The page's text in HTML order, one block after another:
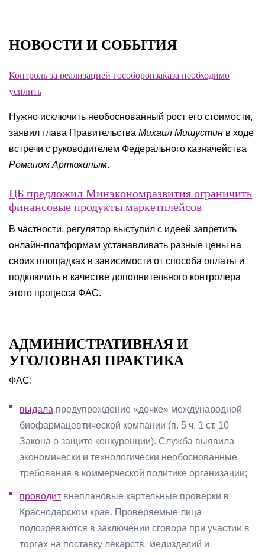
НОВОСТИ И СОБЫТИЯ
Контроль за реализацией гособоронзаказа необходимо
усилить
Нужно исключить необоснованный рост его стоимости,
заявил глава Правительства Михаил Мишустин в ходе
встречи с руководителем Федерального казначейства
Романом Артюхиным.
ЦБ предложил Минэкономразвития ограничить
финансовые продукты маркетплейсов
В частности, регулятор выступил с идеей запретить
онлайн-платформам устанавливать разные цены на
своих площадках в зависимости от способа оплаты и
подключить в качестве дополнительного контролера
этого процесса ФАС.
АДМИНИСТРАТИВНАЯ И
УГОЛОВНАЯ ПРАКТИКА
ФАС:
выдала предупреждение «дочке» международной
биофармацевтической компании (п. 5 ч. 1 ст. 10
Закона о защите конкуренции). Служба выявила
экономически и технологически необоснованные
требования в коммерческой политике организации;
проводит внеплановые картельные проверки в
Краснодарском крае. Проверяемые лица
подозреваются в заключении сговора при участии в
торгах на поставку лекарств, медизделий и